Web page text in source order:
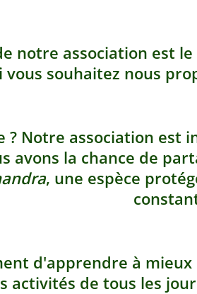
notre association est le
vous souhaitez nous
? Notre association est
avons la chance de
, une espèce
d'apprendre à
activités de tous les